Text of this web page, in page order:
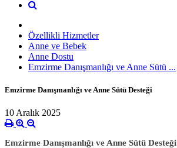
Özellikli Hizmetler
Anne ve Bebek
Anne Dostu
Emzirme Danışmanlığı ve Anne Sütü ...
Emzirme Danışmanlığı ve Anne Sütü Desteği
10 Aralık 2025
Emzirme Danışmanlığı ve Anne Sütü Desteği